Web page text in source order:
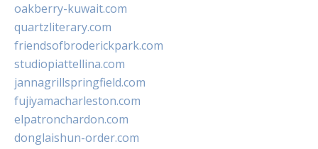
oakberry-kuwait.com
quartzliterary.com
friendsofbroderickpark.com
studiopiattellina.com
jannagrillspringfield.com
fujiyamacharleston.com
elpatronchardon.com
donglaishun-order.com